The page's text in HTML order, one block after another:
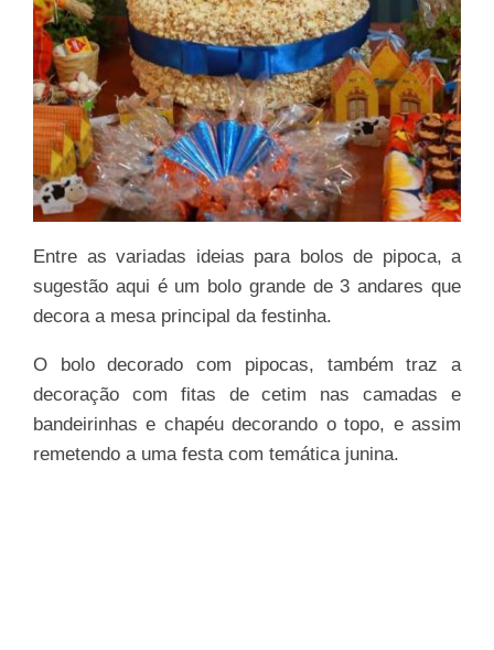
Entre as variadas ideias para bolos de pipoca, a
sugestão aqui é um bolo grande de 3 andares que
decora a mesa principal da festinha.
O bolo decorado com pipocas, também traz a
decoração com fitas de cetim nas camadas e
bandeirinhas e chapéu decorando o topo, e assim
remetendo a uma festa com temática junina.